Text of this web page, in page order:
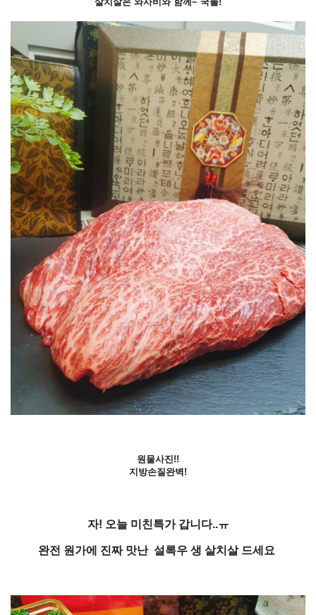
원물사진!!
지방손질완벽!
자! 오늘 미친특가 갑니다..ㅠ
완전 원가에 진짜 맛난 설록우 생 살치살 드세요